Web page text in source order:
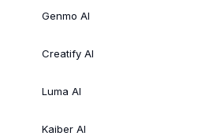
Genmo AI
Creatify AI
Luma AI
Kaiber AI